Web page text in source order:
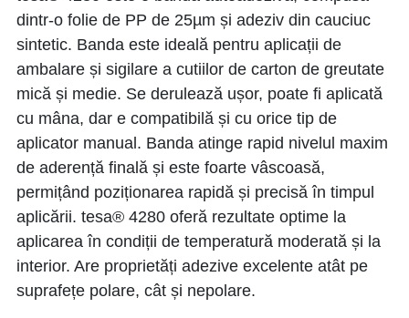
dintr-o folie de PP de 25µm și adeziv din cauciuc
sintetic. Banda este ideală pentru aplicații de
ambalare și sigilare a cutiilor de carton de greutate
mică și medie. Se derulează ușor, poate fi aplicată
cu mâna, dar e compatibilă și cu orice tip de
aplicator manual. Banda atinge rapid nivelul maxim
de aderență finală și este foarte vâscoasă,
permițând poziționarea rapidă și precisă în timpul
aplicării. tesa® 4280 oferă rezultate optime la
aplicarea în condiții de temperatură moderată și la
interior. Are proprietăți adezive excelente atât pe
suprafețe polare, cât și nepolare.